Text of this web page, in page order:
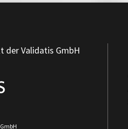
Validatis GmbH